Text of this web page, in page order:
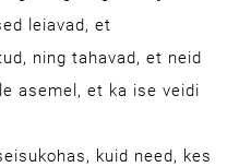
leiavad, et
ning tahavad, et neid
asemel, et ka ise veidi
kuid need, kes